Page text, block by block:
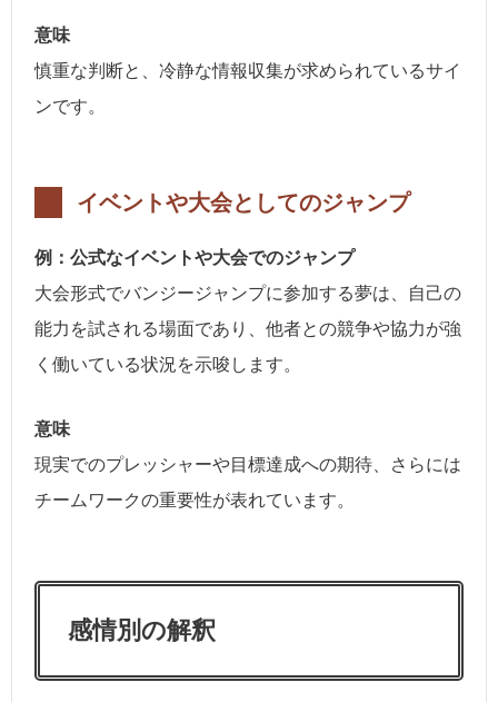
意味
慎重な判断と、冷静な情報収集が求められているサイ
ンです。
イベントや大会としてのジャンプ
例：公式なイベントや大会でのジャンプ
大会形式でバンジージャンプに参加する夢は、自己の
能力を試される場面であり、他者との競争や協力が強
く働いている状況を示唆します。
意味
現実でのプレッシャーや目標達成への期待、さらには
チームワークの重要性が表れています。
感情別の解釈